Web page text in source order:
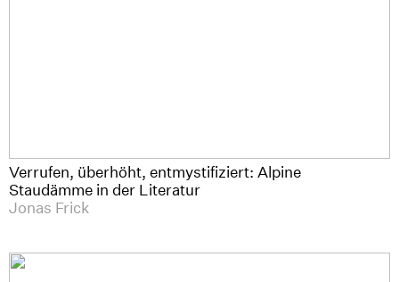
Verrufen, überhöht, entmystifiziert: Alpine
Staudämme in der Literatur
Jonas Frick